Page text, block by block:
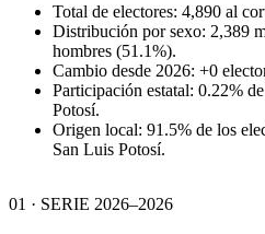
Total de electores: 4,890 al
Distribución por sexo: 2,389
hombres (51.1%).
Cambio desde 2026: +0
Participación estatal: 0.22%
Potosí.
Origen local: 91.5% de los
San Luis Potosí.
01 · SERIE 2026–2026